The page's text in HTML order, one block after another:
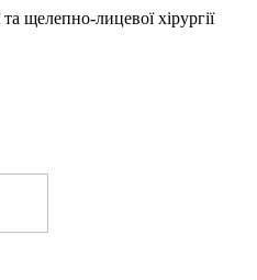
щелепно-лицевої хірургії